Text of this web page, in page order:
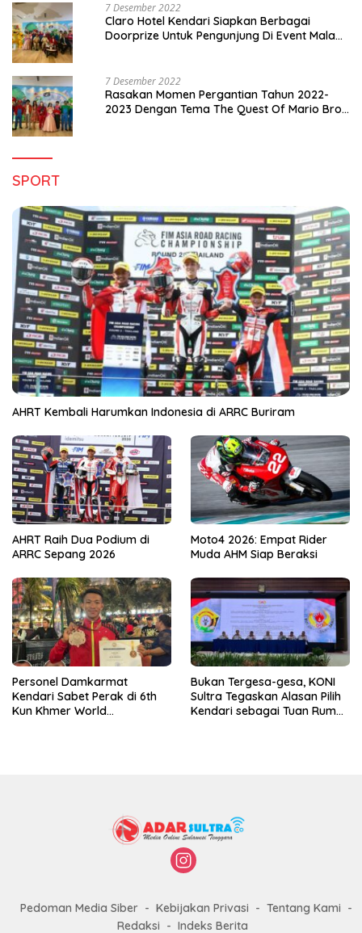
7 Desember 2022
Claro Hotel Kendari Siapkan Berbagai
Doorprize Untuk Pengunjung Di Event Malam
7 Desember 2022
Rasakan Momen Pergantian Tahun 2022-
2023 Dengan Tema The Quest Of Mario Bros
SPORT
AHRT Kembali Harumkan Indonesia di ARRC Buriram
AHRT Raih Dua Podium di
ARRC Sepang 2026
Moto4 2026: Empat Rider
Muda AHM Siap Beraksi
Personel Damkarmat
Kendari Sabet Perak di 6th
Kun Khmer World
Bukan Tergesa-gesa, KONI
Sultra Tegaskan Alasan Pilih
Kendari sebagai Tuan Rumah
Pedoman Media Siber Kebijakan Privasi
Tentang Kami
Redaksi
Indeks Berita